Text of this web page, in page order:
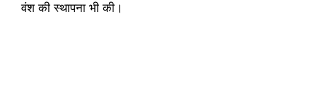
वंश की स्थापना भी की।